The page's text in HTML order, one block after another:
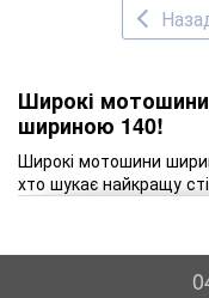
Широкі мотошини
шириною 140!
Широкі мотошини
хто шукає найкращу
вам насолоджуватися
маневрами.
Важливість якісних